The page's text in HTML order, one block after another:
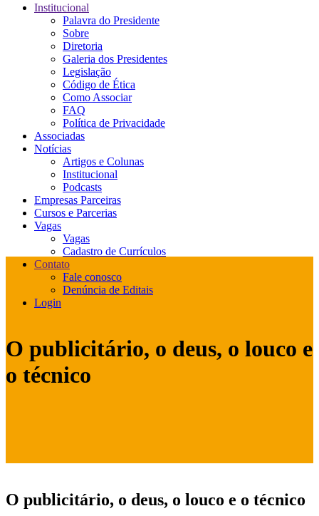
Institucional
Palavra do Presidente
Sobre
Diretoria
Galeria dos Presidentes
Legislação
Código de Ética
Como Associar
FAQ
Política de Privacidade
Associadas
Notícias
Artigos e Colunas
Institucional
Podcasts
Empresas Parceiras
Cursos e Parcerias
Vagas
Vagas
Cadastro de Currículos
Contato
Fale conosco
Denúncia de Editais
Login
O publicitário, o deus, o louco e
o técnico
O publicitário, o deus, o louco e o técnico